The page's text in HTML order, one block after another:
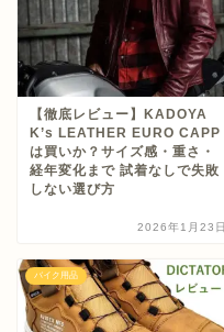
【徹底レビュー】KADOYA
K’s LEATHER EURO CAPP
は買いか？サイズ感・重さ・
経年変化まで 試着なしで失敗
しない選び方
2026年1月23日
バイク用品